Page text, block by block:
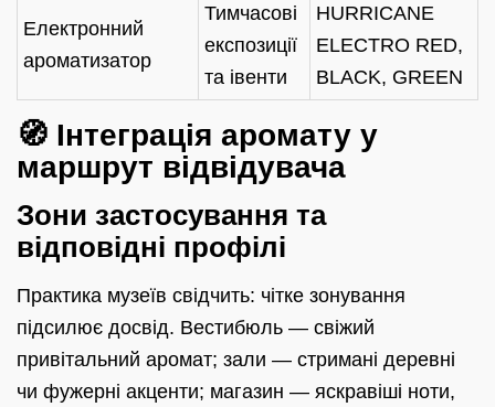
Електронний
ароматизатор
Тимчасові
експозиції
та івенти
HURRICANE
ELECTRO RED,
BLACK, GREEN
🧭 Інтеграція аромату у
маршрут відвідувача
Зони застосування та
відповідні профілі
Практика музеїв свідчить: чітке зонування
підсилює досвід. Вестибюль — свіжий
привітальний аромат; зали — стримані деревні
чи фужерні акценти; магазин — яскравіші ноти,